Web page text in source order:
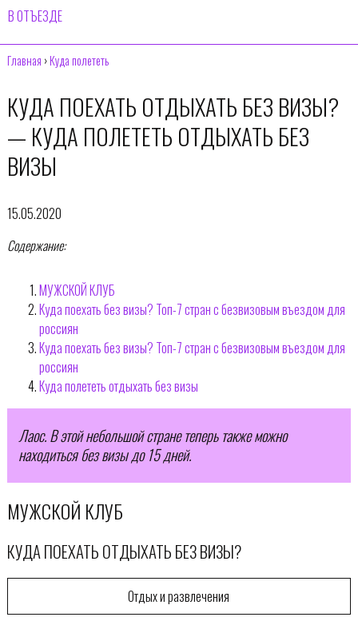
В ОТЪЕЗДЕ
Главная ›Куда полететь
КУДА ПОЕХАТЬ ОТДЫХАТЬ БЕЗ ВИЗЫ?
— КУДА ПОЛЕТЕТЬ ОТДЫХАТЬ БЕЗ
ВИЗЫ
15.05.2020
Содержание:
МУЖСКОЙ КЛУБ
Куда поехать без визы? Топ-7 стран с безвизовым въездом для
россиян
Куда поехать без визы? Топ-7 стран с безвизовым въездом для
россиян
Куда полететь отдыхать без визы
Лаос. В этой небольшой стране теперь также можно
находиться без визы до 15 дней.
МУЖСКОЙ КЛУБ
КУДА ПОЕХАТЬ ОТДЫХАТЬ БЕЗ ВИЗЫ?
Отдых и развлечения